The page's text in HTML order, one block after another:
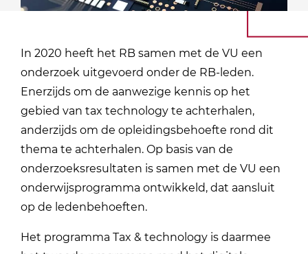
In 2020 heeft het RB samen met de VU een
onderzoek uitgevoerd onder de RB-leden.
Enerzijds om de aanwezige kennis op het
gebied van tax technology te achterhalen,
anderzijds om de opleidingsbehoefte rond dit
thema te achterhalen. Op basis van de
onderzoeksresultaten is samen met de VU een
onderwijsprogramma ontwikkeld, dat aansluit
op de ledenbehoeften.
Het programma Tax & technology is daarmee